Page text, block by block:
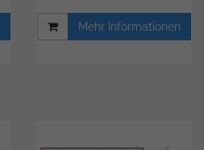
Mehr Informationen